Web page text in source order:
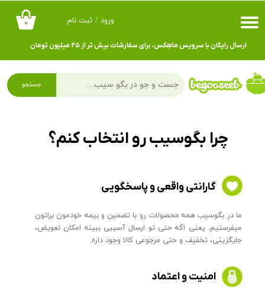
۰ ورود / ثبت نام
حساب کاربری من
تغییر گذر واژه
سفارشات
ارسال رایگان با سرویس ماهِکس، برای سفارشات بیش تر از ۲۵ میلیون تومان
جستجو
گارانتی واقعی و پاسخگویی
امنیت و اعتماد
​ما در بگوسیب همه محصولات رو با تضمین و بیمه خودمون براتون
میفرستیم. یعنی اگه حتی تو ارسال آسیبی ببینه امکان تعویض،
جایگزینی، تخفیف و حتی مرجوعی کالا وجود داره.
چرا بگوسیب رو انتخاب کنم؟